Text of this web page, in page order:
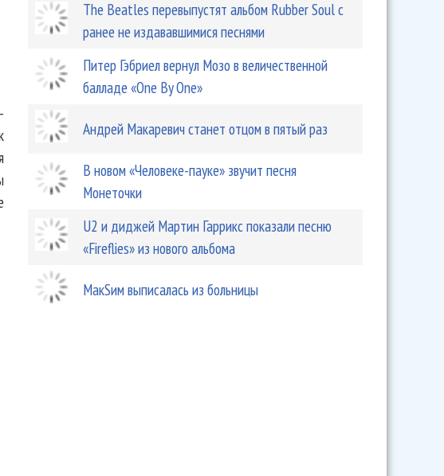
The Beatles перевыпустят альбом Rubber Soul с
ранее не издававшимися песнями
Питер Гэбриел вернул Мозо в величественной
В новом «Человеке-пауке» звучит песня
Монеточки
U2 и диджей Мартин Гаррикс показали песню
«Fireflies» из нового альбома